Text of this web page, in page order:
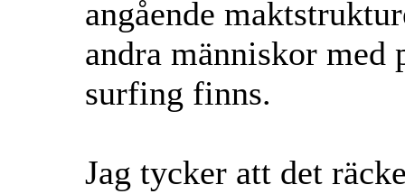
angående
andra människor med
surfing finns.
Jag tycker att det